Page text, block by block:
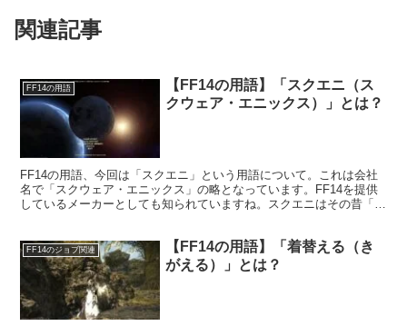
関連記事
FF14の用語
【FF14の用語】「スクエニ（ス
クウェア・エニックス）」とは？
FF14の用語、今回は「スクエニ」という用語について。これは会社
名で「スクウェア・エニックス」の略となっています。FF14を提供
しているメーカーとしても知られていますね。スクエニはその昔「ス
FF14のジョブ関連
【FF14の用語】「着替える（き
がえる）」とは？